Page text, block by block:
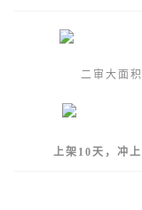
二审大面
上架10天，冲